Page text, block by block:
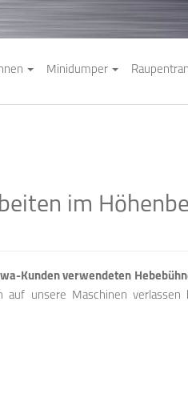
Minidumper
im
Kunden verwendeten
unsere Maschinen